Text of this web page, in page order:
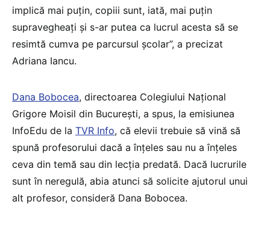
implică mai puțin, copiii sunt, iată, mai puțin
supravegheați și s-ar putea ca lucrul acesta să se
resimtă cumva pe parcursul școlar”, a precizat
Adriana Iancu.
Dana Bobocea, directoarea Colegiului Național
Grigore Moisil din București, a spus, la emisiunea
InfoEdu de la TVR Info, că elevii trebuie să vină să
spună profesorului dacă a înțeles sau nu a înțeles
ceva din temă sau din lecția predată. Dacă lucrurile
sunt în neregulă, abia atunci să solicite ajutorul unui
alt profesor, consideră Dana Bobocea.